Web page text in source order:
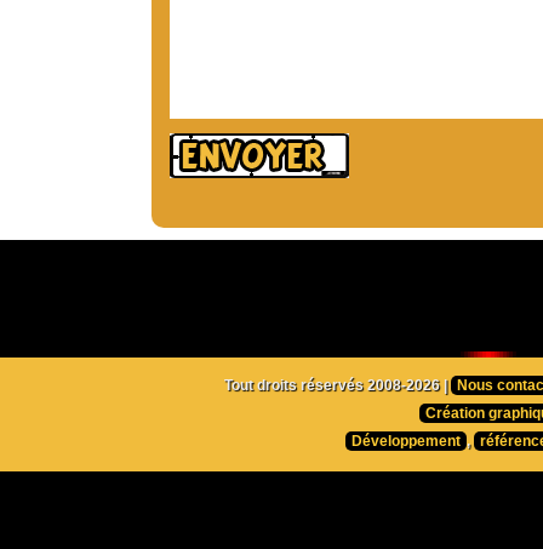
Tout droits réservés 2008-2026 |
Nous
Création
Développement ,